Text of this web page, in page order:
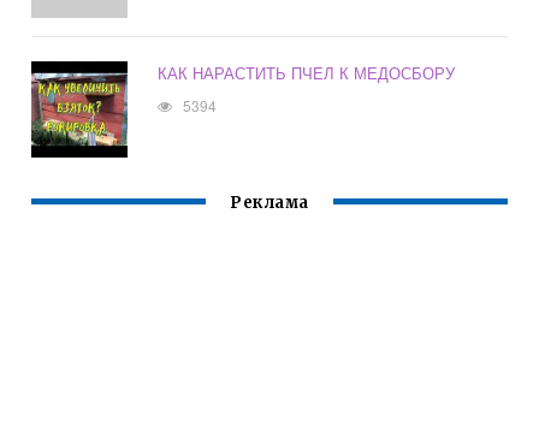
КАК НАРАСТИТЬ ПЧЕЛ К МЕДОСБОРУ
5394
Реклама